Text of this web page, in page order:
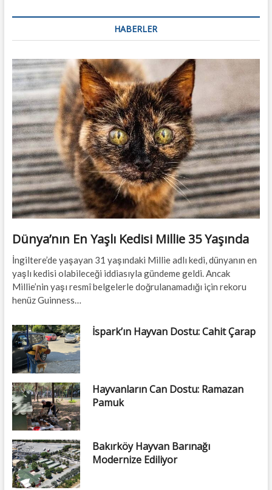
HABERLER
Dünya’nın En Yaşlı Kedisi Millie 35 Yaşında
İngiltere’de yaşayan 31 yaşındaki Millie adlı kedi, dünyanın en
yaşlı kedisi olabileceği iddiasıyla gündeme geldi. Ancak
Millie’nin yaşı resmî belgelerle doğrulanamadığı için rekoru
henüz Guinness…
İspark’ın Hayvan Dostu: Cahit Çarap
Hayvanların Can Dostu: Ramazan
Pamuk
Bakırköy Hayvan Barınağı
Modernize Ediliyor